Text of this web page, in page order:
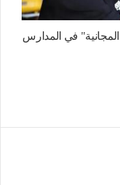
في المدارس